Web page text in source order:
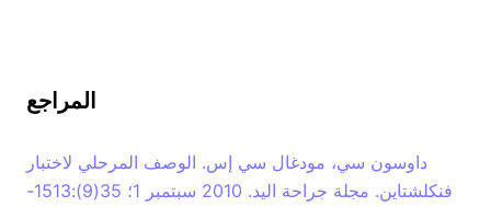
المراجع
داوسون سي، مودغال سي إس. الوصف المرحلي لاختبار
فنكلشتاين. مجلة جراحة اليد. 2010 سبتمبر 1؛ 35(9):1513-